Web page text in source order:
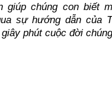
giúp chúng con biết
sự hướng dẫn của
phút cuộc đời